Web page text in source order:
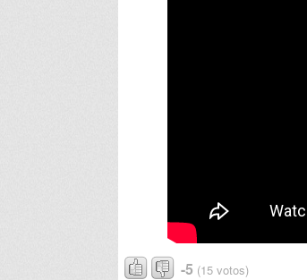
-5 (15 votos)